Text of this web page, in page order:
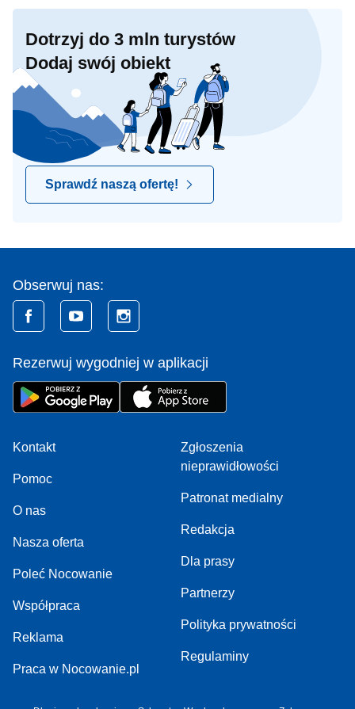
Dotrzyj do 3 mln turystów
Dodaj swój obiekt
Sprawdź naszą ofertę!
Obserwuj nas:
Rezerwuj wygodniej w aplikacji
Kontakt
Pomoc
O nas
Nasza oferta
Poleć Nocowanie
Współpraca
Reklama
Praca w Nocowanie.pl
Zgłoszenia
nieprawidłowości
Patronat medialny
Redakcja
Dla prasy
Partnerzy
Polityka prywatności
Regulaminy